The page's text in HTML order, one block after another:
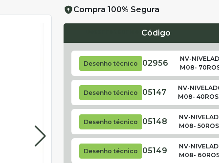
Compra 100% Segura
Código
Desenho técnico 02956
NV-
M08-
Desenho técnico 05147
NV-
M08-
Desenho técnico 05148
NV-
M08-
Desenho técnico 05149
NV-
M08-